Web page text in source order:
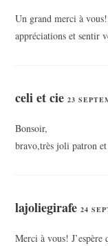
Un grand merci à
appréciations et sentir
celi et cie 23
Bonsoir,
bravo,très joli patron
lajoliegirafe 24
Merci à vous!